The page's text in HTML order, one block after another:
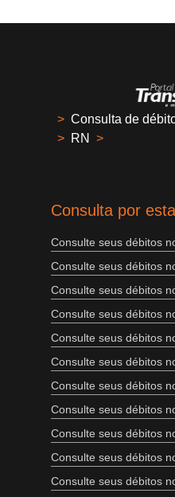
> Consulta de
> RN >
Consulta por
Consulte seus débitos
Consulte seus débitos
Consulte seus débitos
Consulte seus débitos
Consulte seus débitos
Consulte seus débitos
Consulte seus débitos
Consulte seus débitos
Consulte seus débitos
Consulte seus débitos
Consulte seus débitos